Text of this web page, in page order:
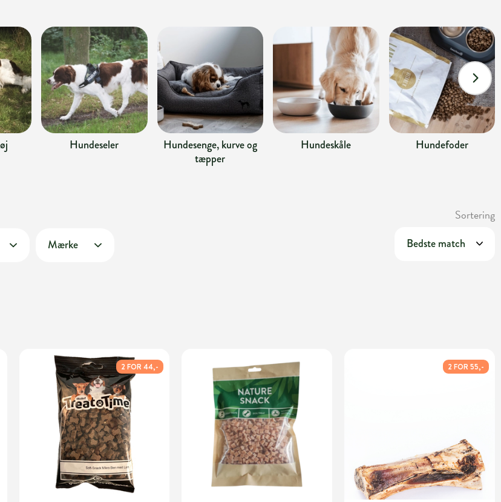
Hundeseler
Hundesenge, kurve og
tæpper
Hundeskåle Hundefoder
Sortering
Mærke
2 FOR 44,- 2 FOR 55,-